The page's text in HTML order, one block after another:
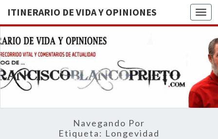
ITINERARIO DE VIDA Y OPINIONES
DE
BREVE
RECORRIDO
VITAL Y
ACTUALIDAD
Navegando Por
Etiqueta: Longevidad